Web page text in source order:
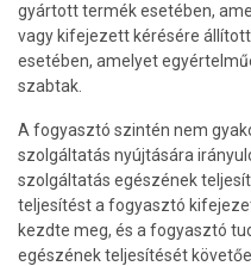
gyártott termék esetében,
vagy kifejezett kérésére
esetében, amelyet
szabtak.
A fogyasztó szintén nem
szolgáltatás nyújtására
szolgáltatás egészének
teljesítést a fogyasztó
kezdte meg, és a fogyasztó
egészének teljesítését